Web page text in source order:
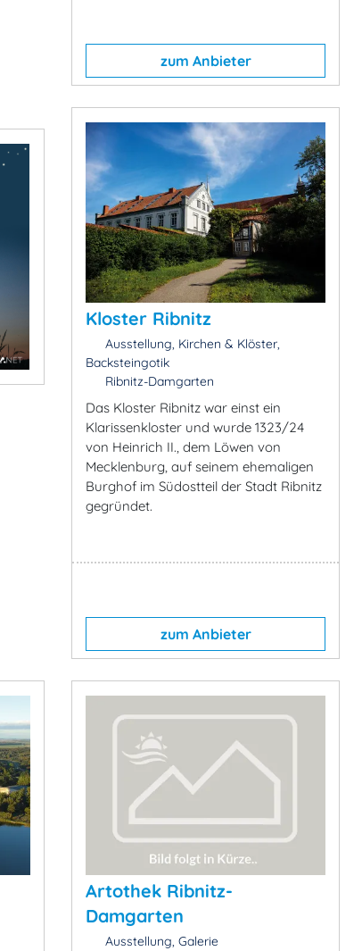
zum Anbieter
Kloster Ribnitz
Ausstellung, Kirchen & Klöster,
Backsteingotik
Ribnitz-Damgarten
Das Kloster Ribnitz war einst ein
Klarissenkloster und wurde 1323/24
von Heinrich II., dem Löwen von
Mecklenburg, auf seinem ehemaligen
Burghof im Südostteil der Stadt Ribnitz
gegründet.
zum Anbieter
Artothek Ribnitz-
Damgarten
Ausstellung, Galerie